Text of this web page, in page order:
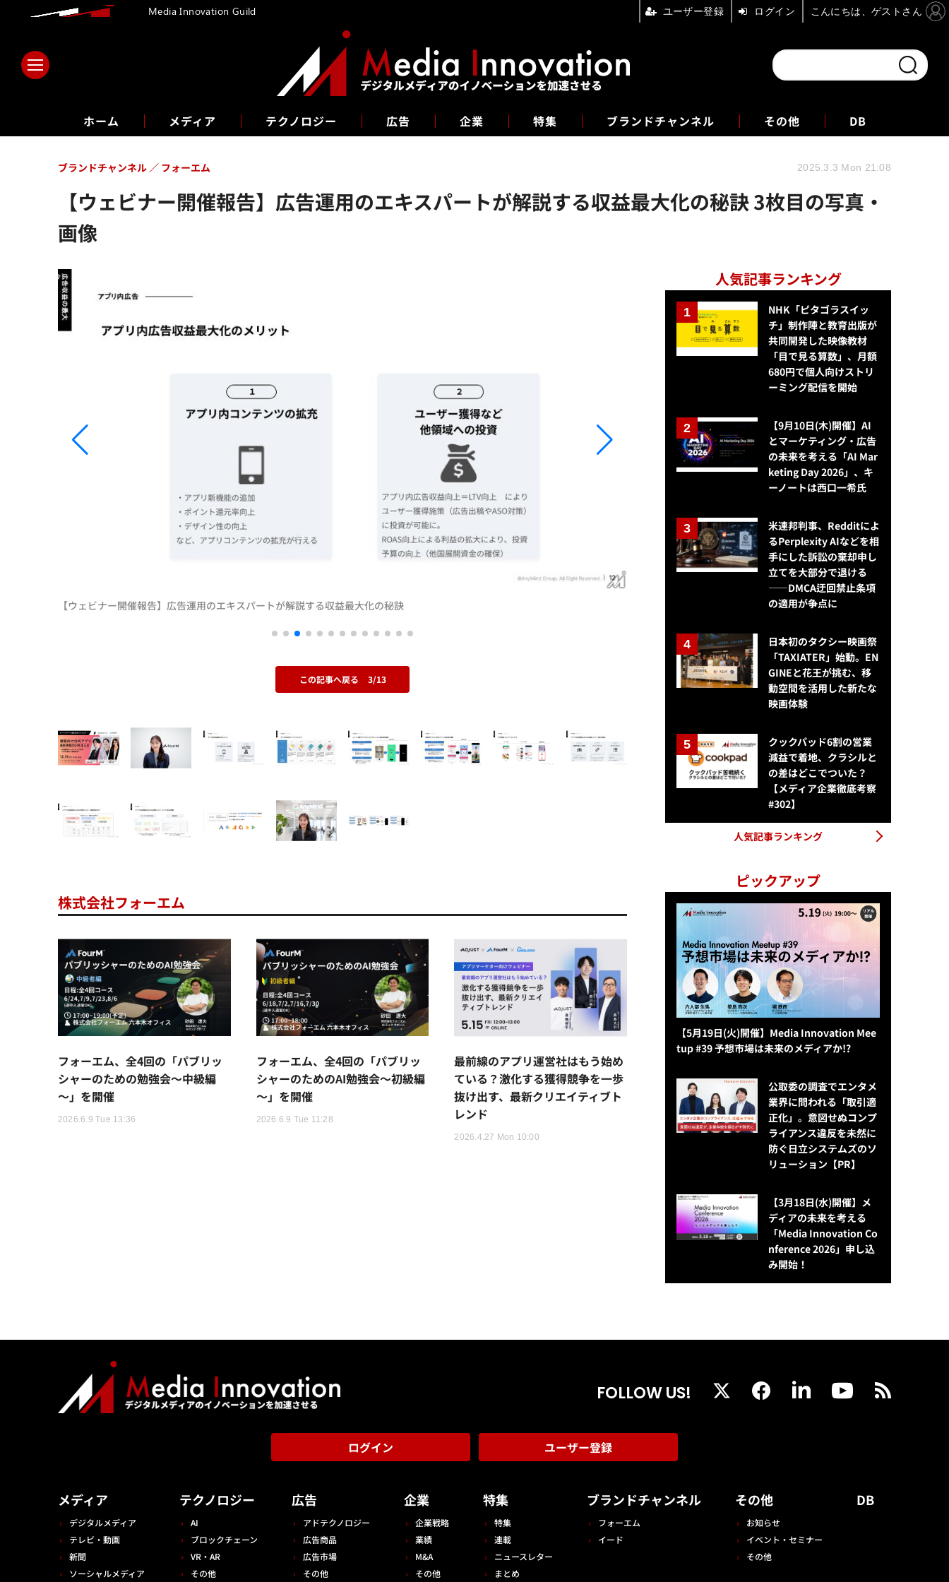
ホーム メディア テクノロジー 広告 企業 特集 ブランドチャンネル
フォーエム その他 DB
【ウェビナー開催報告】広告運用のエキスパートが解説する収益最大化の秘訣 3枚目の写真・
画像
ブランドチャンネル フォーエム 2025.3.3 Mon 21:08
【ウェビナー開催報告】広告運用のエキスパートが解説する収益最大化の秘訣 【ウェビナー開催報告】広告運用のエキスパートが解説する収益最大化
この記事へ戻る 3/13
株式会社フォーエム
フォーエム、全4回の「パブリッ
シャーのための勉強会～中級編
～」を開催
2026.6.9 Tue 13:36
フォーエム、全4回の「パブリッ
シャーのためのAI勉強会～初級編
～」を開催
2026.6.9 Tue 11:28
最前線のアプリ運営社はもう始め
ている？激化する獲得競争を一歩
抜け出す、最新クリエイティブト
レンド
2026.4.27 Mon 10:00
人気記事ランキング
NHK「ピタゴラスイッ
チ」制作陣と教育出版が
共同開発した映像教材
「目で見る算数」、月額
680円で個人向けストリ
ーミング配信を開始
【9月10日(木)開催】AI
とマーケティング・広告
の未来を考える「AI Mar
keting Day 2026」、キ
ーノートは西口一希氏
米連邦判事、Redditによ
るPerplexity AIなどを相
手にした訴訟の棄却申し
立てを大部分で退ける
——DMCA迂回禁止条項
の適用が争点に
日本初のタクシー映画祭
「TAXIATER」始動。EN
GINEと花王が挑む、移
動空間を活用した新たな
映画体験
クックパッド6割の営業
減益で着地、クラシルと
の差はどこでついた？
【メディア企業徹底考察
#302】
人気記事ランキング
ピックアップ
【5月19日(火)開催】Media Innovation Mee
tup #39 予想市場は未来のメディアか!?
公​​取委の調査でエンタメ
業界に問われる「取引適
正化」。意図せぬコンプ
ライアンス違反を未然に
防ぐ日立システムズのソ
リューション​【PR】
【3月18日(水)開催】メ
ディアの未来を考える
「Media Innovation Co
nference 2026」申し込
み開始！
FOLLOW US!
ログイン ユーザー登録
メディア
デジタルメディア
テレビ・動画
新聞
ソーシャルメディア
テクノロジー
AI
ブロックチェーン
VR・AR
その他
広告
アドテクノロジー
広告商品
広告市場
その他
企業
企業戦略
業績
M&A
その他
特集
特集
連載
ニュースレター
まとめ
ブランドチャンネル
フォーエム
イード
その他
お知らせ
イベント・セミナー
その他
DB
Media Innovation Guild ユーザー登録 ログイン こんにちは、ゲストさん